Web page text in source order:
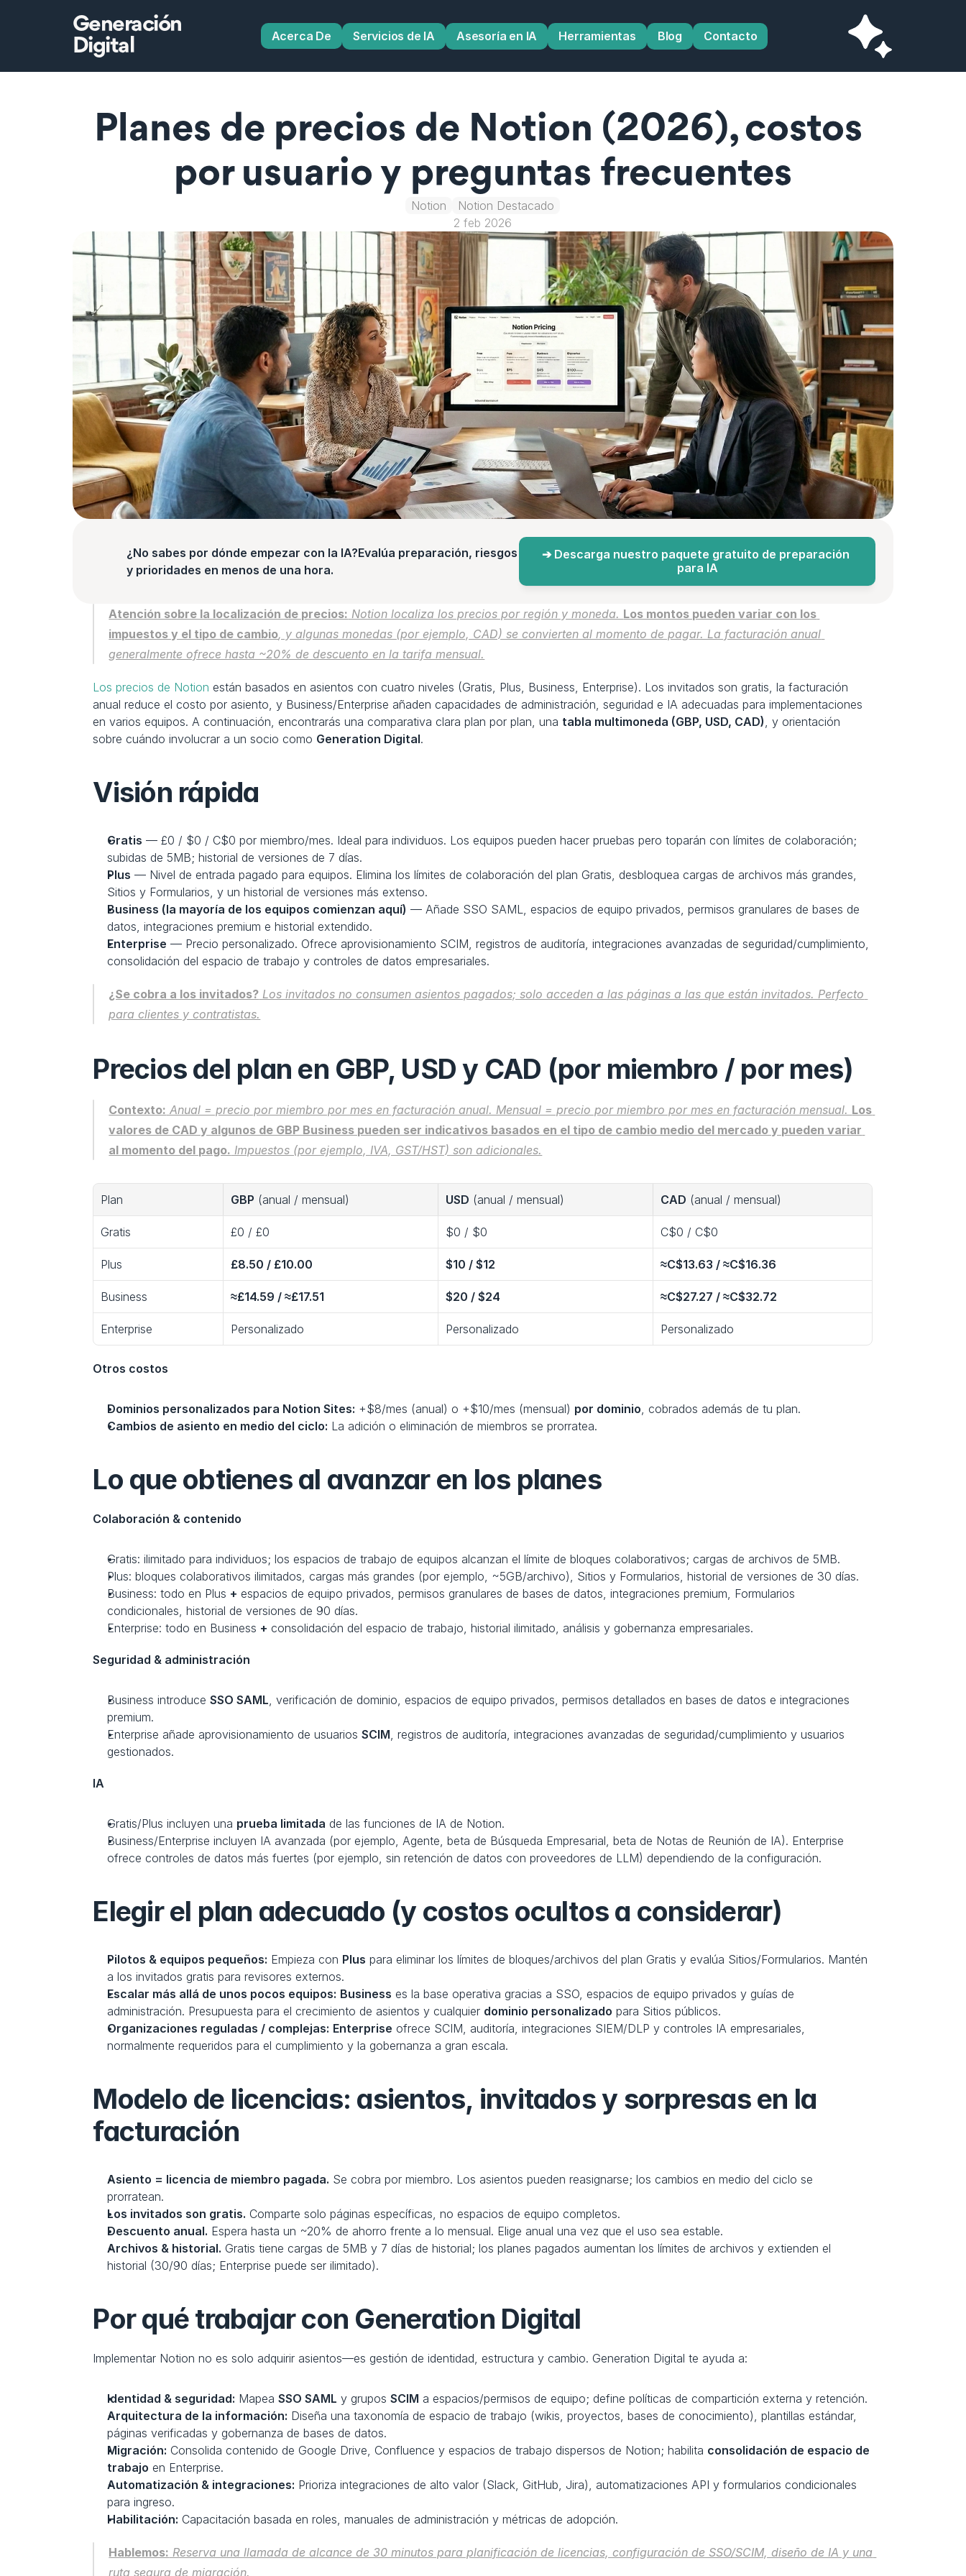
Generación
Digital
Acerca De Servicios de IA Asesoría en IA Herramientas Blog Contacto
Planes de precios de Notion (2026), costos
por usuario y preguntas frecuentes
Notion
Notion Destacado
2 feb 2026
¿No sabes por dónde empezar con la IA?Evalúa preparación, riesgos
y prioridades en menos de una hora.
➔ Descarga nuestro paquete gratuito de preparación
para IA
Atención sobre la localización de precios: Notion localiza los precios por región y moneda. Los montos pueden variar con los
impuestos y el tipo de cambio, y algunas monedas (por ejemplo, CAD) se convierten al momento de pagar. La facturación anual
generalmente ofrece hasta ~20% de descuento en la tarifa mensual.
Los precios de Notion están basados en asientos con cuatro niveles (Gratis, Plus, Business, Enterprise). Los invitados son gratis, la facturación
anual reduce el costo por asiento, y Business/Enterprise añaden capacidades de administración, seguridad e IA adecuadas para implementaciones
en varios equipos. A continuación, encontrarás una comparativa clara plan por plan, una tabla multimoneda (GBP, USD, CAD), y orientación
sobre cuándo involucrar a un socio como Generation Digital.
Visión rápida
Gratis — £0 / $0 / C$0 por miembro/mes. Ideal para individuos. Los equipos pueden hacer pruebas pero toparán con límites de colaboración;
subidas de 5MB; historial de versiones de 7 días.
Plus — Nivel de entrada pagado para equipos. Elimina los límites de colaboración del plan Gratis, desbloquea cargas de archivos más grandes,
Sitios y Formularios, y un historial de versiones más extenso.
Business (la mayoría de los equipos comienzan aquí) — Añade SSO SAML, espacios de equipo privados, permisos granulares de bases de
datos, integraciones premium e historial extendido.
Enterprise — Precio personalizado. Ofrece aprovisionamiento SCIM, registros de auditoría, integraciones avanzadas de seguridad/cumplimiento,
consolidación del espacio de trabajo y controles de datos empresariales.
¿Se cobra a los invitados? Los invitados no consumen asientos pagados; solo acceden a las páginas a las que están invitados. Perfecto
para clientes y contratistas.
Precios del plan en GBP, USD y CAD (por miembro / por mes)
Contexto: Anual = precio por miembro por mes en facturación anual. Mensual = precio por miembro por mes en facturación mensual. Los
valores de CAD y algunos de GBP Business pueden ser indicativos basados en el tipo de cambio medio del mercado y pueden variar
al momento del pago. Impuestos (por ejemplo, IVA, GST/HST) son adicionales.
Plan GBP (anual / mensual) USD (anual / mensual) CAD (anual / mensual)
Gratis £0 / £0 $0 / $0 C$0 / C$0
Plus £8.50 / £10.00 $10 / $12 ≈C$13.63 / ≈C$16.36
Business ≈£14.59 / ≈£17.51 $20 / $24 ≈C$27.27 / ≈C$32.72
Enterprise Personalizado Personalizado Personalizado
Otros costos
Dominios personalizados para Notion Sites: +$8/mes (anual) o +$10/mes (mensual) por dominio, cobrados además de tu plan.
Cambios de asiento en medio del ciclo: La adición o eliminación de miembros se prorratea.
Lo que obtienes al avanzar en los planes
Colaboración & contenido
Gratis: ilimitado para individuos; los espacios de trabajo de equipos alcanzan el límite de bloques colaborativos; cargas de archivos de 5MB.
Plus: bloques colaborativos ilimitados, cargas más grandes (por ejemplo, ~5GB/archivo), Sitios y Formularios, historial de versiones de 30 días.
Business: todo en Plus + espacios de equipo privados, permisos granulares de bases de datos, integraciones premium, Formularios
condicionales, historial de versiones de 90 días.
Enterprise: todo en Business + consolidación del espacio de trabajo, historial ilimitado, análisis y gobernanza empresariales.
Seguridad & administración
Business introduce SSO SAML, verificación de dominio, espacios de equipo privados, permisos detallados en bases de datos e integraciones
premium.
Enterprise añade aprovisionamiento de usuarios SCIM, registros de auditoría, integraciones avanzadas de seguridad/cumplimiento y usuarios
gestionados.
IA
Gratis/Plus incluyen una prueba limitada de las funciones de IA de Notion.
Business/Enterprise incluyen IA avanzada (por ejemplo, Agente, beta de Búsqueda Empresarial, beta de Notas de Reunión de IA). Enterprise
ofrece controles de datos más fuertes (por ejemplo, sin retención de datos con proveedores de LLM) dependiendo de la configuración.
Elegir el plan adecuado (y costos ocultos a considerar)
Pilotos & equipos pequeños: Empieza con Plus para eliminar los límites de bloques/archivos del plan Gratis y evalúa Sitios/Formularios. Mantén
a los invitados gratis para revisores externos.
Escalar más allá de unos pocos equipos: Business es la base operativa gracias a SSO, espacios de equipo privados y guías de
administración. Presupuesta para el crecimiento de asientos y cualquier dominio personalizado para Sitios públicos.
Organizaciones reguladas / complejas: Enterprise ofrece SCIM, auditoría, integraciones SIEM/DLP y controles IA empresariales,
normalmente requeridos para el cumplimiento y la gobernanza a gran escala.
Modelo de licencias: asientos, invitados y sorpresas en la
facturación
Asiento = licencia de miembro pagada. Se cobra por miembro. Los asientos pueden reasignarse; los cambios en medio del ciclo se
prorratean.
Los invitados son gratis. Comparte solo páginas específicas, no espacios de equipo completos.
Descuento anual. Espera hasta un ~20% de ahorro frente a lo mensual. Elige anual una vez que el uso sea estable.
Archivos & historial. Gratis tiene cargas de 5MB y 7 días de historial; los planes pagados aumentan los límites de archivos y extienden el
historial (30/90 días; Enterprise puede ser ilimitado).
Por qué trabajar con Generation Digital
Implementar Notion no es solo adquirir asientos—es gestión de identidad, estructura y cambio. Generation Digital te ayuda a:
Identidad & seguridad: Mapea SSO SAML y grupos SCIM a espacios/permisos de equipo; define políticas de compartición externa y retención.
Arquitectura de la información: Diseña una taxonomía de espacio de trabajo (wikis, proyectos, bases de conocimiento), plantillas estándar,
páginas verificadas y gobernanza de bases de datos.
Migración: Consolida contenido de Google Drive, Confluence y espacios de trabajo dispersos de Notion; habilita consolidación de espacio de
trabajo en Enterprise.
Automatización & integraciones: Prioriza integraciones de alto valor (Slack, GitHub, Jira), automatizaciones API y formularios condicionales
para ingreso.
Habilitación: Capacitación basada en roles, manuales de administración y métricas de adopción.
Hablemos: Reserva una llamada de alcance de 30 minutos para planificación de licencias, configuración de SSO/SCIM, diseño de IA y una
ruta segura de migración.